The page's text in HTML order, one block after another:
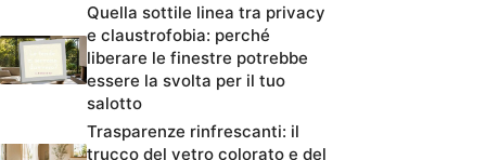
Quella sottile linea tra privacy
e claustrofobia: perché
liberare le finestre potrebbe
essere la svolta per il tuo
salotto
Trasparenze rinfrescanti: il
trucco del vetro colorato e del